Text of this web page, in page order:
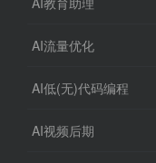
AI流量优化
AI低(无)代码编程
AI视频后期